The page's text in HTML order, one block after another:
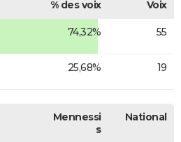
% des voix
Voix
74,32% 55
25,68% 19
Mennessi
s
National